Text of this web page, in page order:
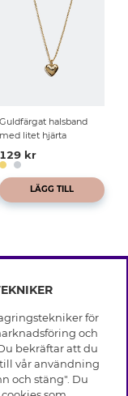
Guldfärgat halsband
med litet hjärta
129 kr
LÄGG TILL
för
och
bekräftar att du
vår användning
och stäng". Du